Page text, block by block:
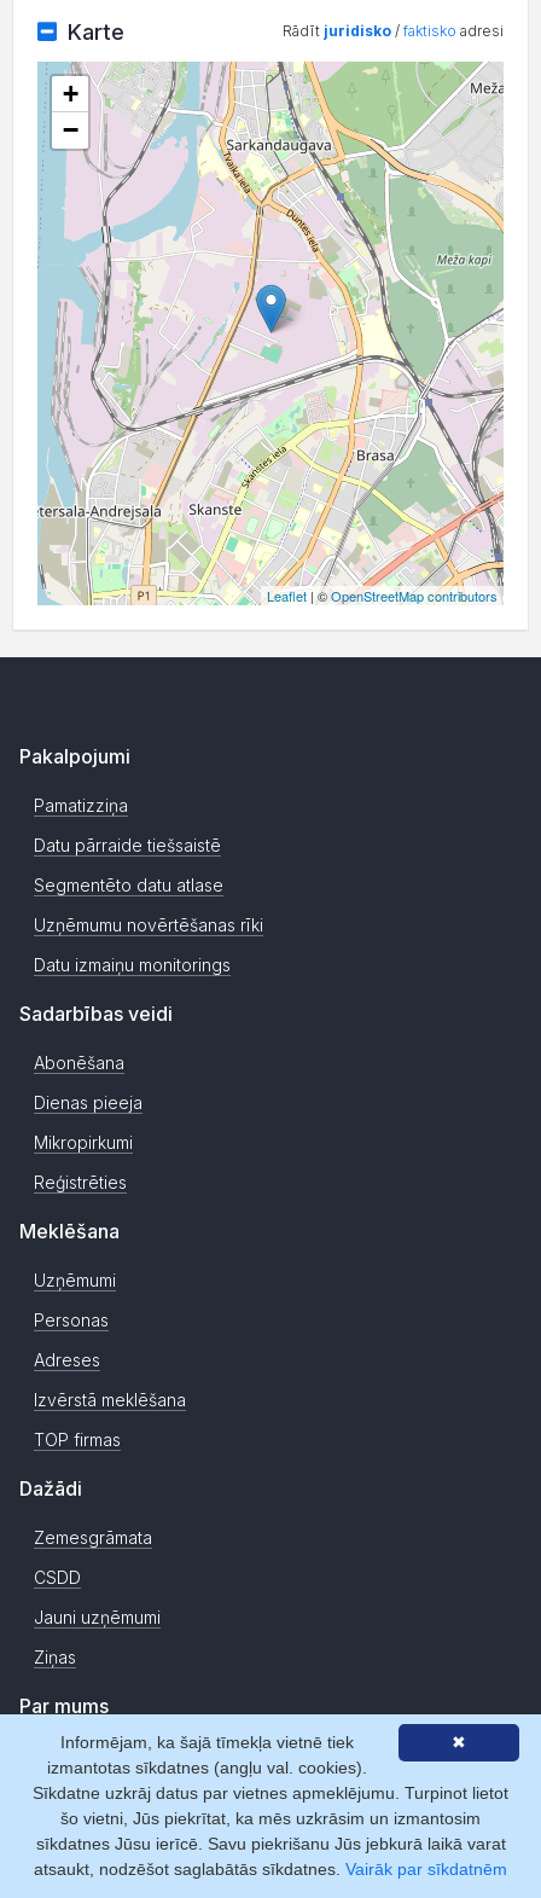
Karte Rādīt juridisko /faktisko adresi
+
−
Leaflet | ©OpenStreetMap contributors
Pakalpojumi
Pamatizziņa
Datu pārraide tiešsaistē
Segmentēto datu atlase
Uzņēmumu novērtēšanas rīki
Datu izmaiņu monitorings
Sadarbības veidi
Abonēšana
Dienas pieeja
Mikropirkumi
Reģistrēties
Meklēšana
Uzņēmumi
Personas
Adreses
Izvērstā meklēšana
TOP firmas
Dažādi
Zemesgrāmata
CSDD
Jauni uzņēmumi
Ziņas
Par mums
Par Firmas.lv
Statistika
Licences
Sadarbības partneri
✖
Informējam, ka šajā tīmekļa vietnē tiek
izmantotas sīkdatnes (angļu val. cookies).
Sīkdatne uzkrāj datus par vietnes apmeklējumu. Turpinot lietot
šo vietni, Jūs piekrītat, ka mēs uzkrāsim un izmantosim
sīkdatnes Jūsu ierīcē. Savu piekrišanu Jūs jebkurā laikā varat
atsaukt, nodzēšot saglabātās sīkdatnes. Vairāk par sīkdatnēm